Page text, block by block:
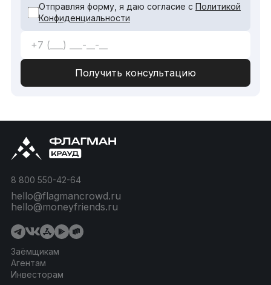
Отправляя форму, я даю согласие с Политикой
Конфиденциальности
Заёмщикам
Агентам
Инвесторам
8 800 550-42-64
hello@flagmancrowd.ru
hello@moneyfriends.ru